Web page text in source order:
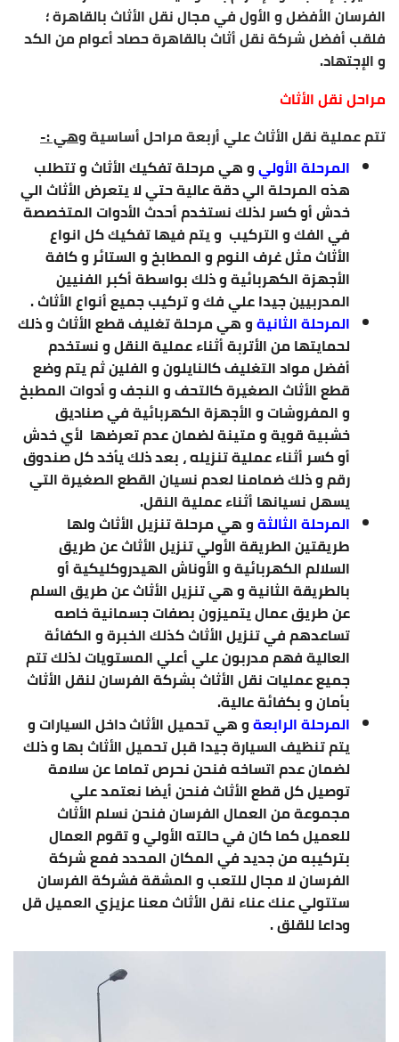
الفرسان الأفضل و الأول في مجال نقل الأثاث بالقاهرة ؛
فلقب أفضل شركة نقل أثاث بالقاهرة حصاد أعوام من الكد
و الإجتهاد.
مراحل نقل الأثاث
تتم عملية نقل الأثاث علي أربعة مراحل أساسيةوهي :-
المرحلة الأوليو هي مرحلة تفكيك الأثاث و تتطلب
هذه المرحلة الي دقة عالية حتي لا يتعرض الأثاث الي
خدش أو كسر لذلك نستخدم أحدث الأدوات المتخصصة
في الفك و التركيب و يتم فيها تفكيك كل انواع
الأثاث مثل غرف النوم و المطابخ و الستائر و كافة
الأجهزة الكهربائية و ذلك بواسطة أكبر الفنيين
المدربيين جيدا علي فك و تركيب جميع أنواع الأثاث .
المرحلة الثانيةو هي مرحلة تغليف قطع الأثاث و ذلك
لحمايتها من الأتربة أثناء عملية النقل و نستخدم
أفضل مواد التغليف كالنايلون و الفلين ثم يتم وضع
قطع الأثاث الصغيرة كالتحف و النجف و أدوات المطبخ
و المفروشات و الأجهزة الكهربائية في صناديق
خشبية قوية و متينة لضمان عدم تعرضها لأي خدش
أو كسر أثناء عملية تنزيله ، بعد ذلك يأخد كل صندوق
رقم و ذلك ضمامنا لعدم نسيان القطع الصغيرة التي
يسهل نسيانها أثناء عملية النقل.
المرحلة الثالثةو هي مرحلة تنزيل الأثاث ولها
طريقتين الطريقة الأولي تنزيل الأثاث عن طريق
السلالم الكهربائية و الأوناش الهيدروكليكية أو
بالطريقة الثانية و هي تنزيل الأثاث عن طريق السلم
عن طريق عمال يتميزون بصفات جسمانية خاصه
تساعدهم في تنزيل الأثاث كذلك الخبرة و الكفائة
العالية فهم مدربون علي أعلي المستويات لذلك تتم
جميع عمليات نقل الأثاث بشركة الفرسان لنقل الأثاث
بأمان و بكفائة عالية.
المرحلة الرابعةو هي تحميل الأثاث داخل السيارات و
يتم تنظيف السيارة جيدا قبل تحميل الأثاث بها و ذلك
لضمان عدم اتساخه فنحن نحرص تماما عن سلامة
توصيل كل قطع الأثاث فنحن أيضا نعتمد علي
مجموعة من العمال الفرسان فنحن نسلم الأثاث
للعميل كما كان في حالته الأولي و تقوم العمال
بتركيبه من جديد في المكان المحدد فمع شركة
الفرسان لا مجال للتعب و المشقة فشركة الفرسان
ستتولي عنك عناء نقل الأثاث معنا عزيزي العميل قل
وداعا للقلق .